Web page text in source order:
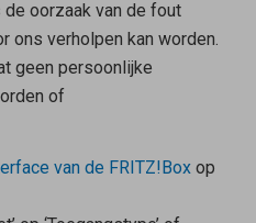
oorzaak van de fout
ons verholpen kan worden.
geen persoonlijke
of
van de FRITZ!Boxop